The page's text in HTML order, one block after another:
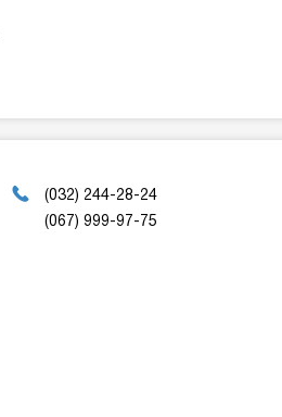
(032) 244-28-24
(067) 999-97-75